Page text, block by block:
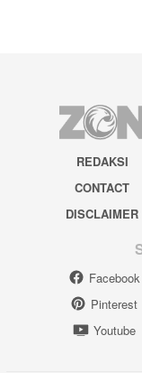
REDAKSI
CONTACT
DISCLAIMER
Facebook
Pinterest
Youtube